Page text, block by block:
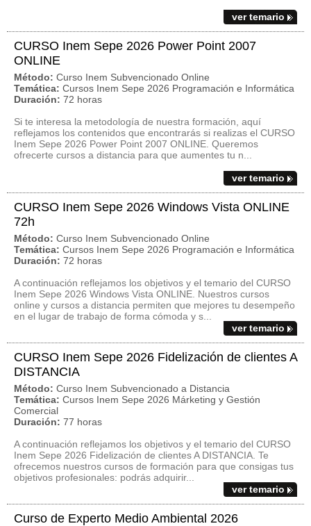
ver temario
CURSO Inem Sepe 2026 Power Point 2007
ONLINE
Método: Curso Inem Subvencionado Online
Temática: Cursos Inem Sepe 2026 Programación e Informática
Duración: 72 horas
Si te interesa la metodología de nuestra formación, aquí
reflejamos los contenidos que encontrarás si realizas el CURSO
Inem Sepe 2026 Power Point 2007 ONLINE. Queremos
ofrecerte cursos a distancia para que aumentes tu n...
ver temario
CURSO Inem Sepe 2026 Windows Vista ONLINE
72h
Método: Curso Inem Subvencionado Online
Temática: Cursos Inem Sepe 2026 Programación e Informática
Duración: 72 horas
A continuación reflejamos los objetivos y el temario del CURSO
Inem Sepe 2026 Windows Vista ONLINE. Nuestros cursos
online y cursos a distancia permiten que mejores tu desempeño
en el lugar de trabajo de forma cómoda y s...
ver temario
CURSO Inem Sepe 2026 Fidelización de clientes A
DISTANCIA
Método: Curso Inem Subvencionado a Distancia
Temática: Cursos Inem Sepe 2026 Márketing y Gestión
Comercial
Duración: 77 horas
A continuación reflejamos los objetivos y el temario del CURSO
Inem Sepe 2026 Fidelización de clientes A DISTANCIA. Te
ofrecemos nuestros cursos de formación para que consigas tus
objetivos profesionales: podrás adquirir...
ver temario
Curso de Experto Medio Ambiental 2026